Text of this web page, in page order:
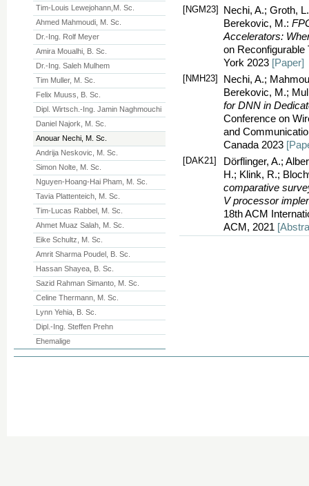
[NGM23]
Nechi, A.; Groth,
Berekovic, M.:
Accelerators:
on
York 2023 [Paper]
[NMH23]
Nechi, A.;
Berekovic, M.;
for DNN in
Conference on
and
Canada 2023
[DAK21]
Dörflinger, A.;
H.; Klink, R.;
comparative
V processor
18th ACM
ACM, 2021
Tim-Louis Lewejohann,M. Sc.
Ahmed Mahmoudi, M. Sc.
Dr.-Ing. Rolf Meyer
Amira Moualhi, B. Sc.
Dr.-Ing. Saleh Mulhem
Tim Muller, M. Sc.
Felix Muuss, B. Sc.
Dipl. Wirtsch.-Ing. Jamin Naghmouchi
Daniel Najork, M. Sc.
Anouar Nechi, M. Sc.
Andrija Neskovic, M. Sc.
Simon Nolte, M. Sc.
Nguyen-Hoang-Hai Pham, M. Sc.
Tavia Plattenteich, M. Sc.
Tim-Lucas Rabbel, M. Sc.
Ahmet Muaz Salah, M. Sc.
Eike Schultz, M. Sc.
Amrit Sharma Poudel, B. Sc.
Hassan Shayea, B. Sc.
Sazid Rahman Simanto, M. Sc.
Celine Thermann, M. Sc.
Lynn Yehia, B. Sc.
Dipl.-Ing. Steffen Prehn
Ehemalige